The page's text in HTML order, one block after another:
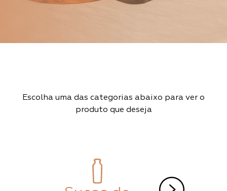
Escolha uma das categorias abaixo para ver o
produto que deseja